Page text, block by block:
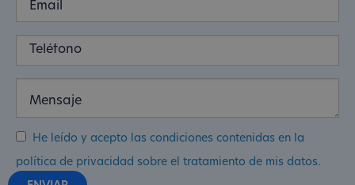
He leído y acepto las condiciones contenidas en la
política de privacidad sobre el tratamiento de mis datos.